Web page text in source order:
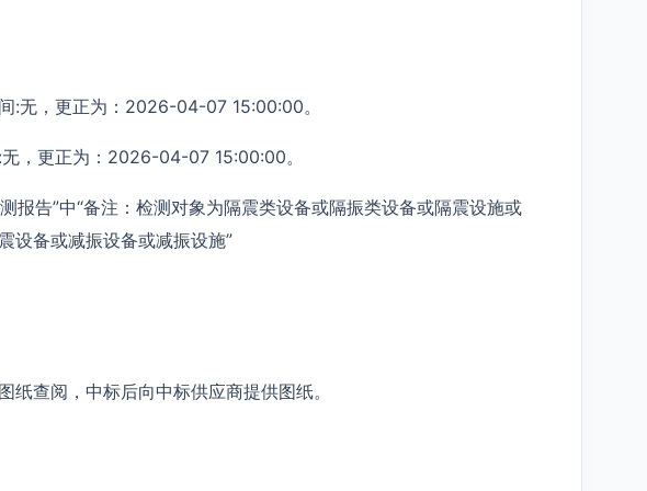
:无，更正为：2026-04-07 15:00:00。
，更正为：2026-04-07 15:00:00。
报告”中“备注：检测对象为隔震类设备或隔振类设备或隔震设施或
设备或减振设备或减振设施”
纸查阅，中标后向中标供应商提供图纸。